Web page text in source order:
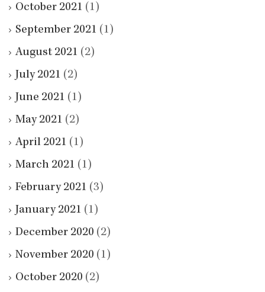
October 2021 (1)
September 2021 (1)
August 2021 (2)
July 2021 (2)
June 2021 (1)
May 2021 (2)
April 2021 (1)
March 2021 (1)
February 2021 (3)
January 2021 (1)
December 2020 (2)
November 2020 (1)
October 2020 (2)